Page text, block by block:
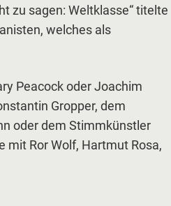
zu sagen: Weltklasse“ titelte
welches als
Peacock oder Joachim
Gropper, dem
oder dem Stimmkünstler
mit Ror Wolf, Hartmut Rosa,